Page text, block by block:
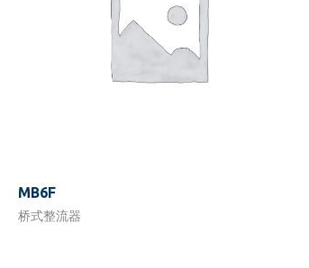
MB6F
桥式整流器